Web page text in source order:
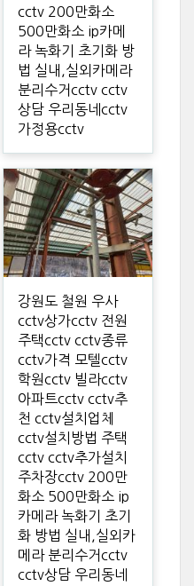
cctv 200만화소
500만화소 ip카메
라 녹화기 초기화 방
법 실내,실외카메라
분리수거cctv cctv
상담 우리동네cctv
가정용cctv
강원도 철원 우사
cctv상가cctv 전원
주택cctv cctv종류
cctv가격 모텔cctv
학원cctv 빌라cctv
아파트cctv cctv추
천 cctv설치업체
cctv설치방법 주택
cctv cctv추가설치
주차장cctv 200만
화소 500만화소 ip
카메라 녹화기 초기
화 방법 실내,실외카
메라 분리수거cctv
cctv상담 우리동네